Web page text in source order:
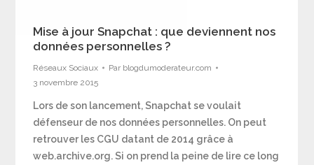
Mise à jour Snapchat : que deviennent nos
données personnelles ?
Réseaux Sociaux Par blogdumoderateur.com
3 novembre 2015
Lors de son lancement, Snapchat se voulait
défenseur de nos données personnelles. On peut
retrouver les CGU datant de 2014 grâce à
web.archive.org. Si on prend la peine de lire ce long